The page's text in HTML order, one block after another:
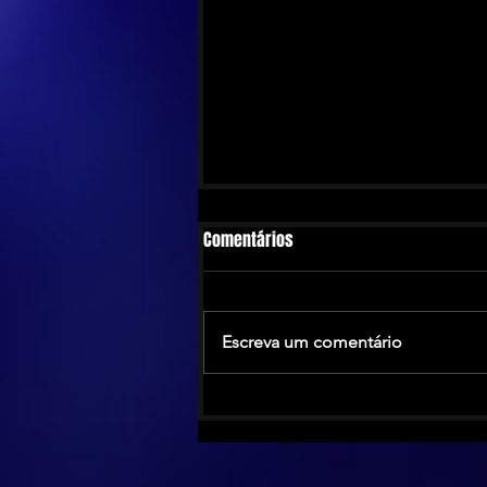
2026
Comentários
Escreva um comentário